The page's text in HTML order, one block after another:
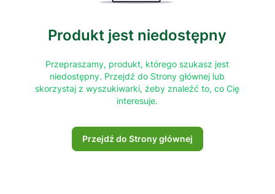
Produkt jest niedostępny
Przepraszamy, produkt, którego szukasz jest
niedostępny. Przejdź do Strony głównej lub
skorzystaj z wyszukiwarki, żeby znaleźć to, co Cię
interesuje.
Przejdź do Strony głównej